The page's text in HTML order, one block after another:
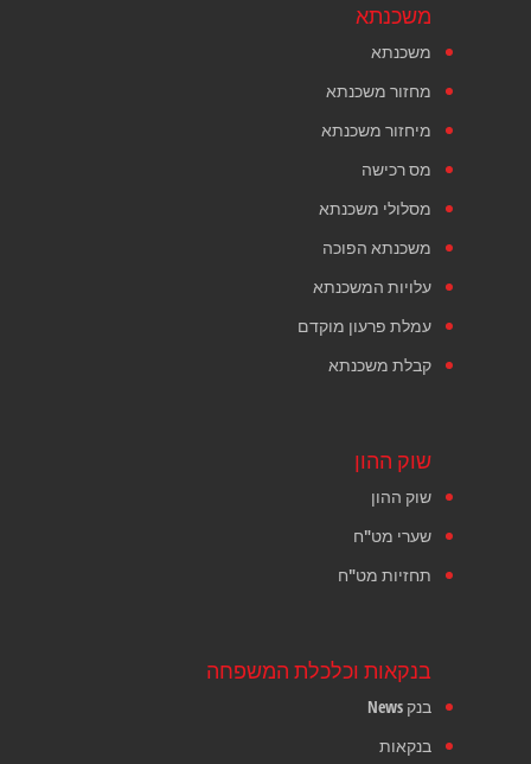
משכנתא
משכנתא
מחזור משכנתא
מיחזור משכנתא
מס רכישה
מסלולי משכנתא
משכנתא הפוכה
עלויות המשכנתא
עמלת פרעון מוקדם
קבלת משכנתא
שוק ההון
שוק ההון
שערי מט"ח
תחזיות מט"ח
בנקאות וכלכלת המשפחה
בנק News
בנקאות